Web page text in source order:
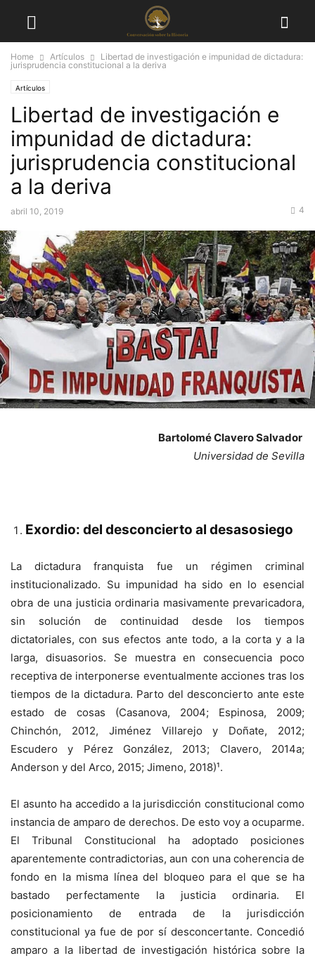
Home Artículos
Libertad de investigación e impunidad de dictadura:
jurisprudencia constitucional a la deriva
Artículos
Libertad de investigación e
impunidad de dictadura:
jurisprudencia constitucional
a la deriva
abril 10, 2019 4
Bartolomé Clavero Salvador
Universidad de Sevilla
Exordio: del desconcierto al desasosiego
La dictadura franquista fue un régimen criminal
institucionalizado. Su impunidad ha sido en lo esencial
obra de una justicia ordinaria masivamente prevaricadora,
sin solución de continuidad desde los tiempos
dictatoriales, con sus efectos ante todo, a la corta y a la
larga, disuasorios. Se muestra en consecuencia poco
receptiva de interponerse eventualmente acciones tras los
tiempos de la dictadura. Parto del desconcierto ante este
estado de cosas (Casanova, 2004; Espinosa, 2009;
Chinchón, 2012, Jiménez Villarejo y Doñate, 2012;
Escudero y Pérez González, 2013; Clavero, 2014a;
Anderson y del Arco, 2015; Jimeno, 2018)¹.
El asunto ha accedido a la jurisdicción constitucional como
instancia de amparo de derechos. De esto voy a ocuparme.
El Tribunal Constitucional ha adoptado posiciones
aparentemente contradictorias, aun con una coherencia de
fondo en la misma línea del bloqueo para el que se ha
bastado perfectamente la justicia ordinaria. El
posicionamiento de entrada de la jurisdicción
constitucional ya fue de por sí desconcertante. Concedió
amparo a la libertad de investigación histórica sobre la